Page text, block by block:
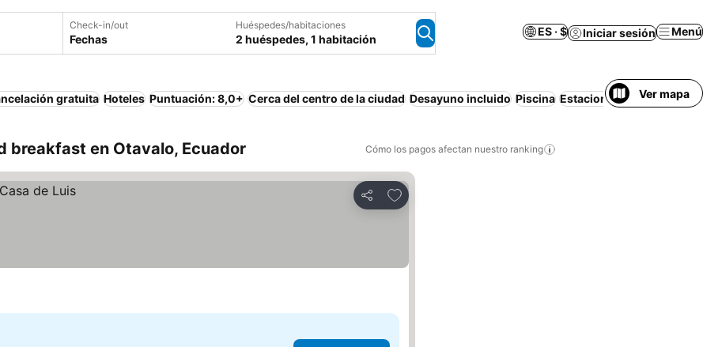
Check-in/out
Fechas
Huéspedes/habitaciones
2 huéspedes, 1 habitación
ES · $ Iniciar sesión Menú
gratuita Hoteles Puntuación: 8,0+ Cerca del centro de la ciudad Desayuno incluido Piscina EstacionamientoVer mapa
breakfast en Otavalo, Ecuador Cómo los pagos afectan nuestro ranking
Compartir
Agregar a favoritos